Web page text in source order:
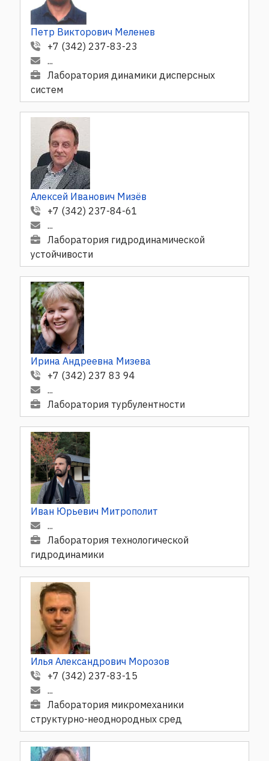
Петр Викторович Меленев
+7 (342) 237-83-23
...
Лаборатория динамики дисперсных
систем
Алексей Иванович Мизёв
+7 (342) 237-84-61
...
Лаборатория гидродинамической
устойчивости
Ирина Андреевна Мизева
+7 (342) 237 83 94
...
Лаборатория турбулентности
Иван Юрьевич Митрополит
...
Лаборатория технологической
гидродинамики
Илья Александрович Морозов
+7 (342) 237-83-15
...
Лаборатория микромеханики
структурно-неоднородных сред